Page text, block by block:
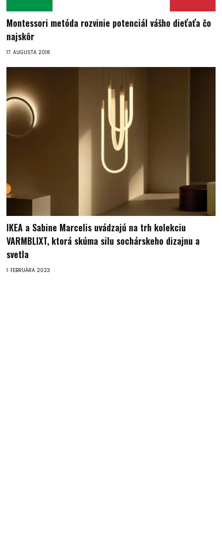
Montessori metóda rozvinie potenciál vášho dieťaťa čo
najskôr
17. AUGUSTA 2018
IKEA a Sabine Marcelis uvádzajú na trh kolekciu
VARMBLIXT, ktorá skúma silu sochárskeho dizajnu a
svetla
1. FEBRUÁRA 2023